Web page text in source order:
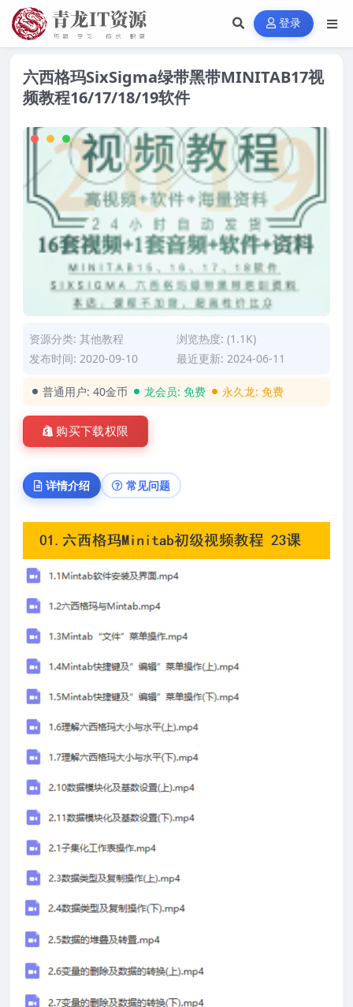
登录
六西格玛SixSigma绿带黑带MINITAB17视
频教程16/17/18/19软件
资源分类: 其他教程
浏览热度: (1.1K)
发布时间: 2020-09-10
最近更新: 2024-06-11
普通用户: 40金币 龙会员: 免费 永久龙: 免费
购买下载权限
详情介绍 常见问题